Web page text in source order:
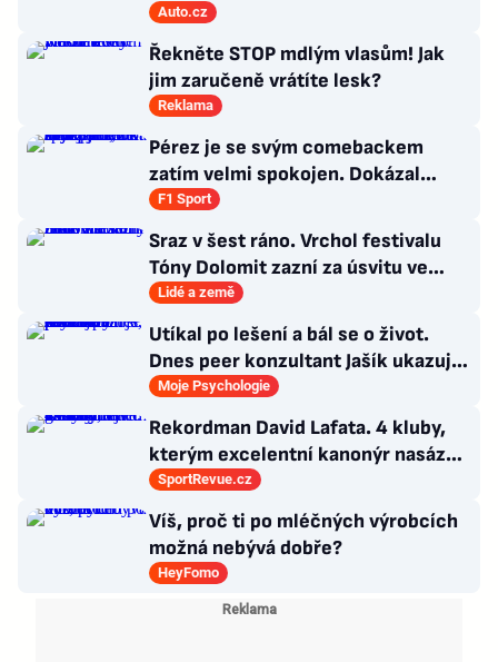
tisíc
Auto.cz
Řekněte STOP mdlým vlasům! Jak
jim zaručeně vrátíte lesk?
Reklama
Pérez je se svým comebackem
zatím velmi spokojen. Dokázal
jsem, že stále patřím k nejlepším,
F1 Sport
Sraz v šest ráno. Vrchol festivalu
Tóny Dolomit zazní za úsvitu ve
3000 metrech
Lidé a země
Utíkal po lešení a bál se o život.
Dnes peer konzultant Jašík ukazuje,
že cesta z psychózy existuje
Moje Psychologie
Rekordman David Lafata. 4 kluby,
kterým excelentní kanonýr nasázel
během kariéry nejvíc gólů
SportRevue.cz
Víš, proč ti po mléčných výrobcích
možná nebývá dobře?
HeyFomo